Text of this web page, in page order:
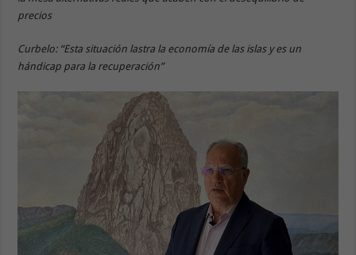
precios
Curbelo: “Esta situación lastra la economía de las islas y es un
hándicap para la recuperación”